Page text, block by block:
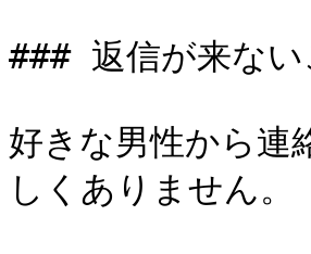
### 返信が来な
好きな男性から連
しくありません。